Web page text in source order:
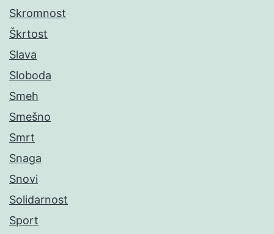
Skromnost
Škrtost
Slava
Sloboda
Smeh
Smešno
Smrt
Snaga
Snovi
Solidarnost
Sport